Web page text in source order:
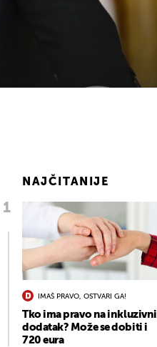
NAJČITANIJE
IMAŠ PRAVO, OSTVARI GA!
Tko ima pravo na inkluzivni
dodatak? Može se dobiti i
720 eura